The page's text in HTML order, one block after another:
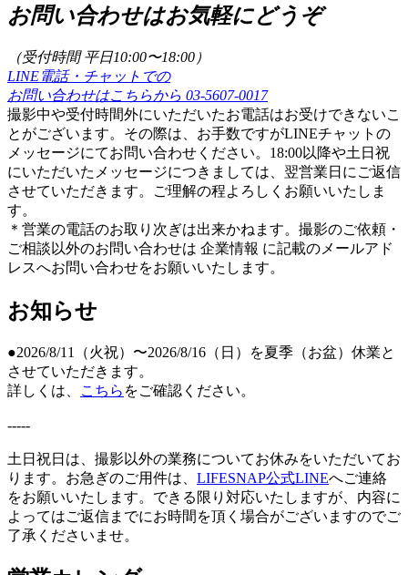
お問い合わせはお気軽にどうぞ
（受付時間 平日10:00〜18:00）
LINE電話・チャットでの
お問い合わせはこちらから 03-5607-0017
撮影中や受付時間外にいただいたお電話はお受けできないこ
とがございます。その際は、お手数ですがLINEチャットの
メッセージにてお問い合わせください。18:00以降や土日祝
にいただいたメッセージにつきましては、翌営業日にご返信
させていただきます。ご理解の程よろしくお願いいたしま
す。
＊営業の電話のお取り次ぎは出来かねます。撮影のご依頼・
ご相談以外のお問い合わせは 企業情報 に記載のメールアド
レスへお問い合わせをお願いいたします。
お知らせ
●2026/8/11（火祝）〜2026/8/16（日）を夏季（お盆）休業と
させていただきます。
詳しくは、
こちら をご確認ください。
-----
土日祝日は、撮影以外の業務についてお休みをいただいてお
ります。お急ぎのご用件は、 LIFESNAP公式LINEへご連絡
をお願いいたします。できる限り対応いたしますが、内容に
よってはご返信までにお時間を頂く場合がございますのでご
了承くださいませ。